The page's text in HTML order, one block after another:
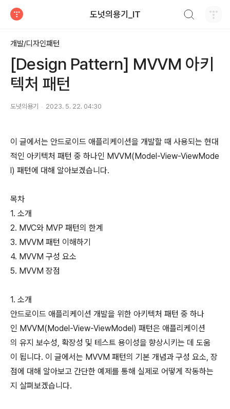
도넛의용기_IT
개발/디자인패턴
[Design Pattern] MVVM 아키
텍처 패턴
도넛의용기 2023. 5. 22. 04:30
이 글에서는 안드로이드 애플리케이션을 개발할 때 사용되는 현대
적인 아키텍처 패턴 중 하나인 MVVM(Model-View-ViewMode
l) 패턴에 대해 알아보겠습니다.
목차
1. 소개
2. MVC와 MVP 패턴의 한계
3. MVVM 패턴 이해하기
4. MVVM 구성 요소
5. MVVM 장점
1. 소개
안드로이드 애플리케이션 개발을 위한 아키텍처 패턴 중 하나
인 MVVM(Model-View-ViewModel) 패턴은 애플리케이션
의 유지 보수성, 확장성 및 테스트 용이성을 향상시키는 데 도움
이 됩니다. 이 글에서는 MVVM 패턴의 기본 개념과 구성 요소, 장
점에 대해 알아보고 간단한 예제를 통해 실제로 어떻게 작동하는
지 살펴보겠습니다.